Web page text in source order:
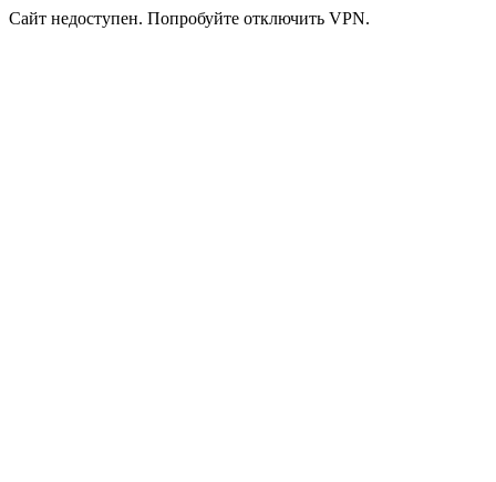
Сайт недоступен. Попробуйте отключить VPN.